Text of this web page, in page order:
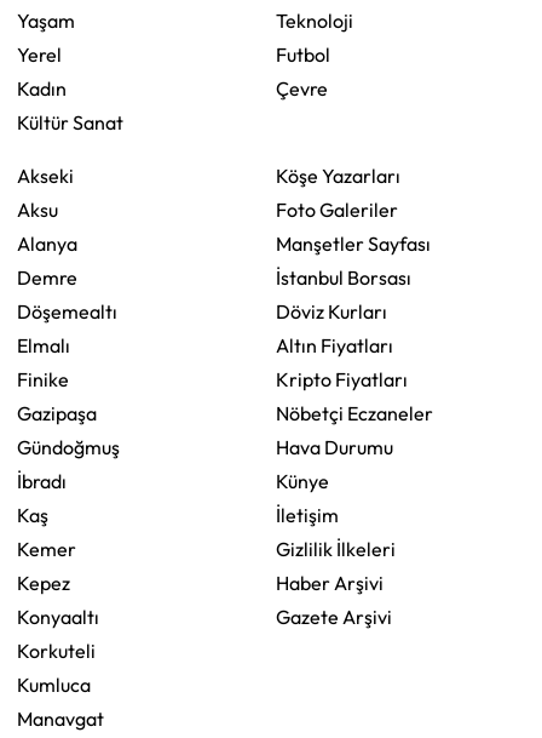
Yaşam
Yerel
Kadın
Kültür Sanat
Teknoloji
Futbol
Çevre
Akseki
Aksu
Alanya
Demre
Döşemealtı
Elmalı
Finike
Gazipaşa
Gündoğmuş
İbradı
Kaş
Kemer
Kepez
Konyaaltı
Korkuteli
Kumluca
Manavgat
Köşe Yazarları
Foto Galeriler
Manşetler Sayfası
İstanbul Borsası
Döviz Kurları
Altın Fiyatları
Kripto Fiyatları
Nöbetçi Eczaneler
Hava Durumu
Künye
İletişim
Gizlilik İlkeleri
Haber Arşivi
Gazete Arşivi